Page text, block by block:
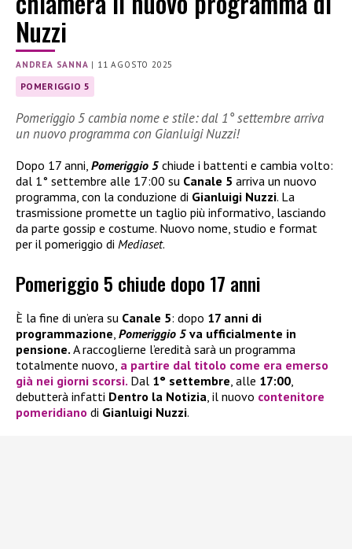
Nuzzi
ANDREA SANNA | 11 AGOSTO 2025
POMERIGGIO 5
Pomeriggio 5 cambia nome e stile: dal 1° settembre arriva
un nuovo programma con Gianluigi Nuzzi!
Dopo 17 anni, Pomeriggio 5 chiude i battenti e cambia volto:
dal 1° settembre alle 17:00 su Canale 5 arriva un nuovo
programma, con la conduzione di Gianluigi Nuzzi. La
trasmissione promette un taglio più informativo, lasciando
da parte gossip e costume. Nuovo nome, studio e format
per il pomeriggio di Mediaset.
Pomeriggio 5 chiude dopo 17 anni
È la fine di un’era su Canale 5: dopo 17 anni di
programmazione, Pomeriggio 5 va ufficialmente in
pensione. A raccoglierne l’eredità sarà un programma
totalmente nuovo, a partire dal titolo come era emerso
già nei giorni scorsi. Dal 1° settembre, alle 17:00,
debutterà infatti Dentro la Notizia, il nuovo contenitore
pomeridiano di Gianluigi Nuzzi.